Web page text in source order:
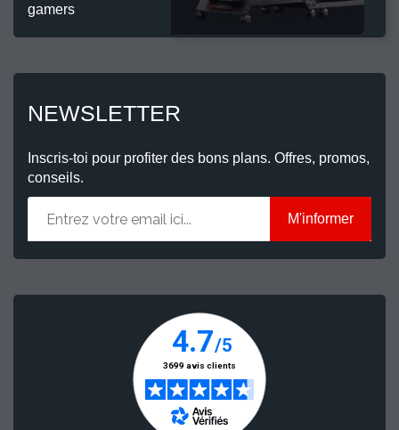
gamers
NEWSLETTER
Inscris-toi pour profiter des bons plans. Offres, promos,
conseils.
M'informer